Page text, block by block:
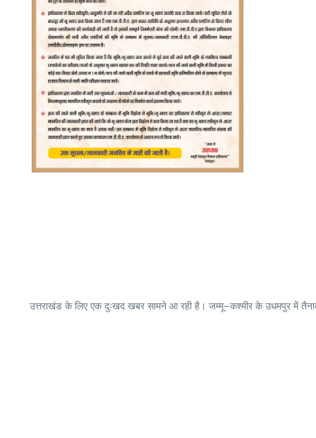
उत्तराखंड के लिए एक दुःखद खबर सामने आ रही है। जम्मू–कश्मीर के उधमपुर में